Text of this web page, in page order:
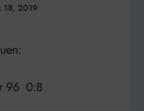
18, 2019
96 0:8